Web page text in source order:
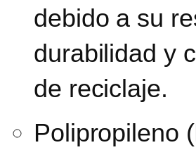
debido a su
durabilidad y
de reciclaje.
Polipropileno